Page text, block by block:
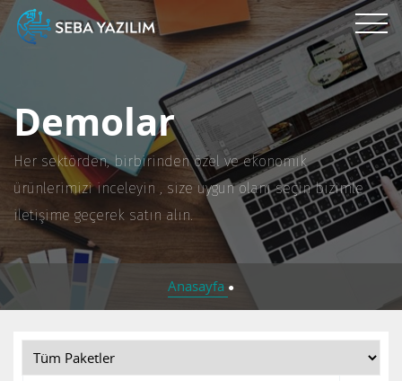
Demolar
Her sektörden, birbirinden özel ve ekonomik
ürünlerimizi inceleyin , size uygun olanı seçin bizimle
iletişime geçerek satın alın.
Anasayfa ●